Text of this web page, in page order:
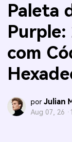
Paleta
Purple:
com
por Julian
Aug 07, 26 ·